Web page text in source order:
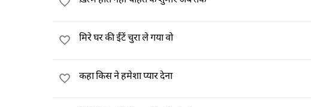
मिरे घर की ईंटें चुरा ले गया वो
कहा किस ने हमेशा प्यार देना